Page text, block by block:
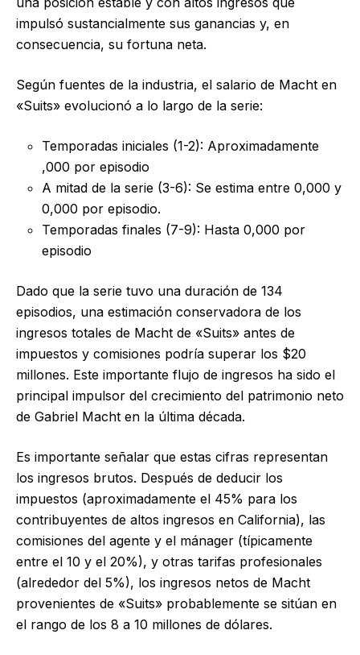
impulsó sustancialmente sus ganancias y, en
consecuencia, su fortuna neta.
Según fuentes de la industria, el salario de Macht en
«Suits» evolucionó a lo largo de la serie:
Temporadas iniciales (1-2): Aproximadamente
,000 por episodio
A mitad de la serie (3-6): Se estima entre 0,000 y
0,000 por episodio.
Temporadas finales (7-9): Hasta 0,000 por
episodio
Dado que la serie tuvo una duración de 134
episodios, una estimación conservadora de los
ingresos totales de Macht de «Suits» antes de
impuestos y comisiones podría superar los $20
millones. Este importante flujo de ingresos ha sido el
principal impulsor del crecimiento del patrimonio neto
de Gabriel Macht en la última década.
Es importante señalar que estas cifras representan
los ingresos brutos. Después de deducir los
impuestos (aproximadamente el 45% para los
contribuyentes de altos ingresos en California), las
comisiones del agente y el mánager (típicamente
entre el 10 y el 20%), y otras tarifas profesionales
(alrededor del 5%), los ingresos netos de Macht
provenientes de «Suits» probablemente se sitúan en
el rango de los 8 a 10 millones de dólares.